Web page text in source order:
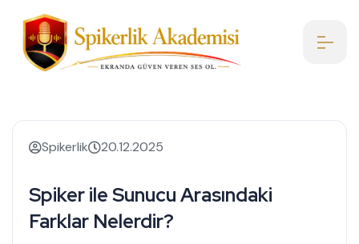
Spikerlik 20.12.2025
Spiker ile Sunucu Arasındaki
Farklar Nelerdir?